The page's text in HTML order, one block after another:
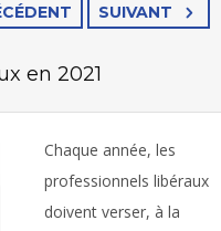
SUIVANT
en 2021
Chaque année, les
professionnels libéraux
doivent verser, à la